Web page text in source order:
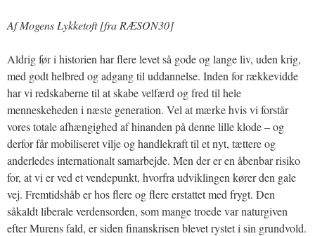
Af Mogens Lykketoft [fra RÆSON30]
Aldrig før i historien har flere levet så gode og lange liv, uden krig,
med godt helbred og adgang til uddannelse. Inden for rækkevidde
har vi redskaberne til at skabe velfærd og fred til hele
menneskeheden i næste generation. Vel at mærke hvis vi forstår
vores totale afhængighed af hinanden på denne lille klode – og
derfor får mobiliseret vilje og handlekraft til et nyt, tættere og
anderledes internationalt samarbejde. Men der er en åbenbar risiko
for, at vi er ved et vendepunkt, hvorfra udviklingen kører den gale
vej. Fremtidshåb er hos flere og flere erstattet med frygt. Den
såkaldt liberale verdensorden, som mange troede var naturgiven
efter Murens fald, er siden finanskrisen blevet rystet i sin grundvold.